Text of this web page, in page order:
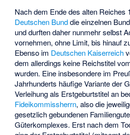
Nach dem Ende des alten Reiches
Deutschen Bunddie einzelnen
und durften daher nunmehr selbst
vornehmen, ohne Limit, bis hinauf
Ebenso im Deutschen Kaiserreich
dem allerdings keine Reichstitel
wurden. Eine insbesondere im
Jahrhunderts häufige Variante der
Verleihung als Erstgeburtstitel an
Fideikommissherrn, also die
gesetzlich gebundenen
Güterkomplexes. Erst nach dem